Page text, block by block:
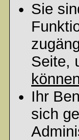
Sie
Seite,
Ihr
sich